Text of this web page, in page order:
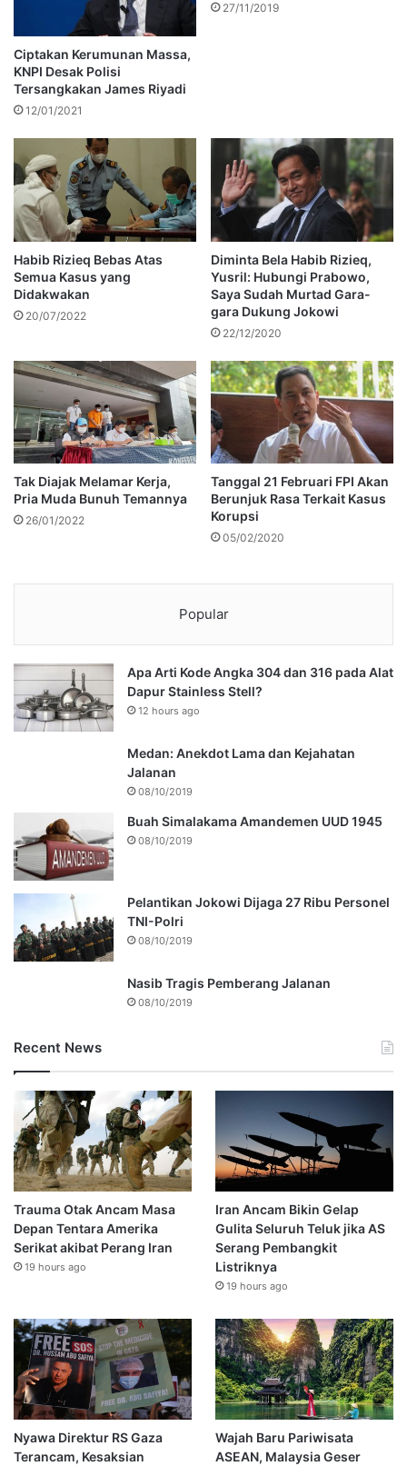
Ciptakan Kerumunan Massa,
KNPI Desak Polisi
Tersangkakan James Riyadi
12/01/2021
27/11/2019
Habib Rizieq Bebas Atas
Semua Kasus yang
Didakwakan
20/07/2022
Diminta Bela Habib Rizieq,
Yusril: Hubungi Prabowo,
Saya Sudah Murtad Gara-
gara Dukung Jokowi
22/12/2020
Tak Diajak Melamar Kerja,
Pria Muda Bunuh Temannya
26/01/2022
Tanggal 21 Februari FPI Akan
Berunjuk Rasa Terkait Kasus
Korupsi
05/02/2020
Popular
Apa Arti Kode Angka 304 dan 316 pada Alat
Dapur Stainless Stell?
12 hours ago
Medan: Anekdot Lama dan Kejahatan
Jalanan
08/10/2019
Buah Simalakama Amandemen UUD 1945
08/10/2019
Pelantikan Jokowi Dijaga 27 Ribu Personel
TNI-Polri
08/10/2019
Nasib Tragis Pemberang Jalanan
08/10/2019
Recent News
Trauma Otak Ancam Masa
Depan Tentara Amerika
Serikat akibat Perang Iran
19 hours ago
Iran Ancam Bikin Gelap
Gulita Seluruh Teluk jika AS
Serang Pembangkit
Listriknya
19 hours ago
Nyawa Direktur RS Gaza
Terancam, Kesaksian
Wajah Baru Pariwisata
ASEAN, Malaysia Geser